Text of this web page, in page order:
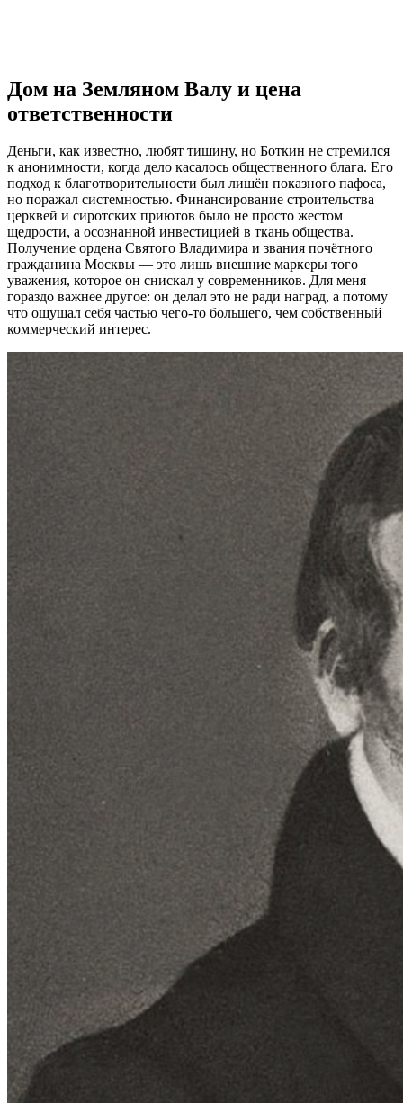
Дом на Земляном Валу и цена
ответственности
Деньги, как известно, любят тишину, но Боткин не стремился
к анонимности, когда дело касалось общественного блага. Его
подход к благотворительности был лишён показного пафоса,
но поражал системностью. Финансирование строительства
церквей и сиротских приютов было не просто жестом
щедрости, а осознанной инвестицией в ткань общества.
Получение ордена Святого Владимира и звания почётного
гражданина Москвы — это лишь внешние маркеры того
уважения, которое он снискал у современников. Для меня
гораздо важнее другое: он делал это не ради наград, а потому
что ощущал себя частью чего-то большего, чем собственный
коммерческий интерес.